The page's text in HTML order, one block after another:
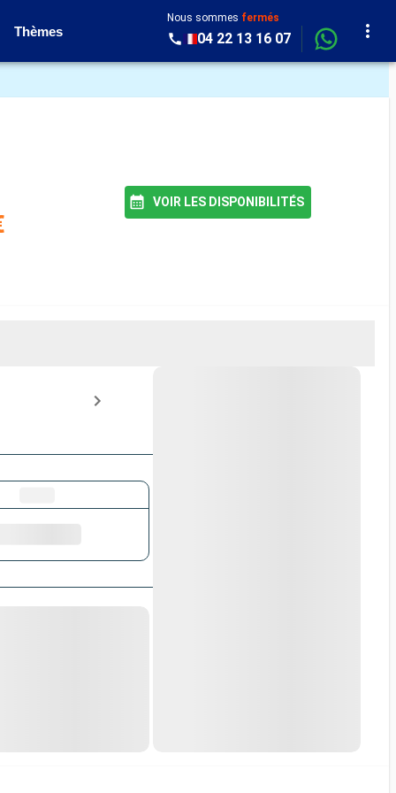
Thèmes
Nous sommes fermés
04 22 13 16 07
VOIR LES DISPONIBILITÉS